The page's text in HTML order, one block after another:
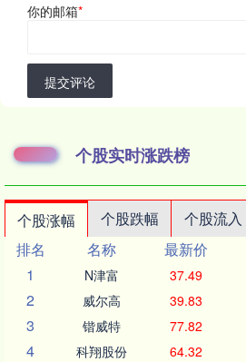
你的邮箱*
提交评论
个股实时涨跌榜
个股涨幅 个股跌幅 个股流入
排名
名称 最新价
1
N津富 37.49
2 威尔高 39.83
3 锴威特 77.82
4 科翔股份 64.32